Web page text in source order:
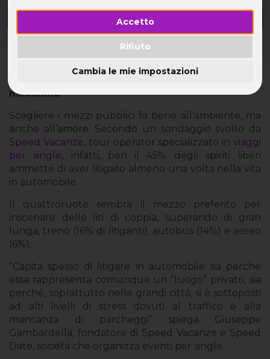
Accetto
Rifiuto
Cambia le mie impostazioni
L’automobile fa male alla coppia
Il 45% dei single ha litigato col partner in
macchina
Scegliere i mezzi pubblici fa bene all’ambiente, ma
anche all’amore. Secondo un sondaggio svolto da
Speed Vacanze, tour operator specializzato inviaggi
per single, infatti, ben il 45% degli spiriti liberi
ammette di aver litigato almeno una volta nella vita
in automobile.
Il quattroruote sembra il mezzo preferito per
inscenare delle liti di coppia, superando di gran
lunga, treno (16% di litiganti), autobus (14%) e aereo
(6%).
“Capita spesso di litigare in automobile sia perché
essa rappresenta comunque un “luogo” privato, sia
perché, soprattutto nelle grandi città, si è sottoposti
ad alti livelli di stress dovuti al traffico e alla
mancanza di parcheggi” spiega Giuseppe
Gambardella, fondatore di Speed Vacanze e Speed
Date, società che organizza eventi per single.